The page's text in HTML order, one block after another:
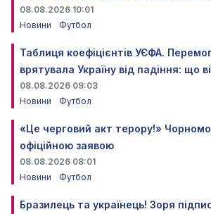
08.08.2026 10:01
Новини
Футбол
Таблиця коефіцієнтів УЄФА.
врятувала Україну від падіння: що
08.08.2026 09:03
Новини
Футбол
«Це черговий акт терору!»
офіційною заявою
08.08.2026 08:01
Новини
Футбол
Бразилець та українець! Зоря